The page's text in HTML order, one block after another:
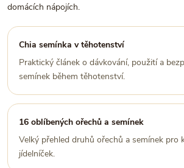
domácích nápojích.
Chia semínka v těhotenství
Praktický článek o dávkování, použití a
semínek během těhotenství.
16 oblíbených ořechů a semínek
Velký přehled druhů ořechů a semínek pro
jídelníček.